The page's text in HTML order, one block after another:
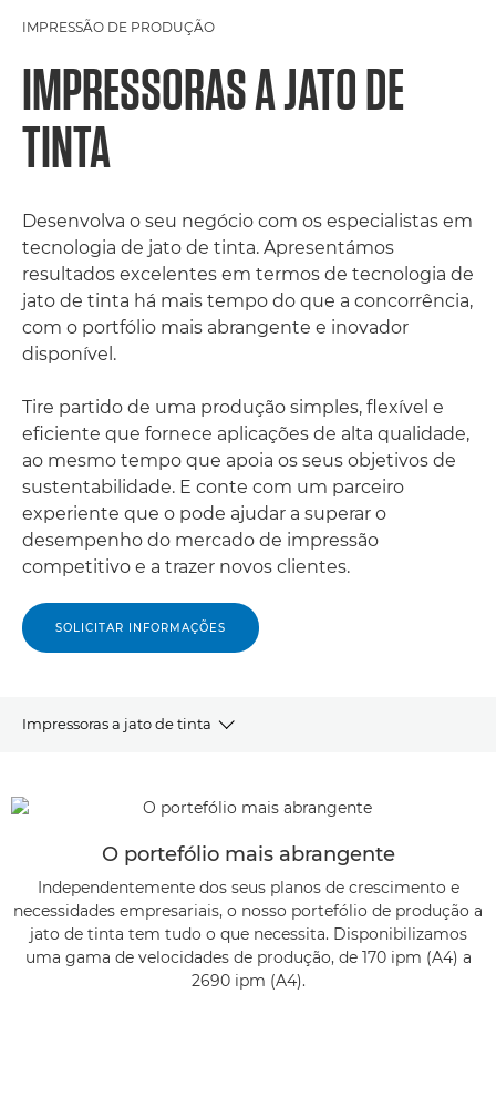
IMPRESSÃO DE PRODUÇÃO
IMPRESSORAS A JATO DE
TINTA
Desenvolva o seu negócio com os especialistas em
tecnologia de jato de tinta. Apresentámos
resultados excelentes em termos de tecnologia de
jato de tinta há mais tempo do que a concorrência,
com o portfólio mais abrangente e inovador
disponível.
Tire partido de uma produção simples, flexível e
eficiente que fornece aplicações de alta qualidade,
ao mesmo tempo que apoia os seus objetivos de
sustentabilidade. E conte com um parceiro
experiente que o pode ajudar a superar o
desempenho do mercado de impressão
competitivo e a trazer novos clientes.
SOLICITAR INFORMAÇÕES
Impressoras a jato de tinta
IMPRESSORAS COM ALIMENTAÇÃO CONTÍNUA
ARTIGOS E ESTUDOS DE CASO
O portefólio mais abrangente
Independentemente dos seus planos de crescimento e
necessidades empresariais, o nosso portefólio de produção a
jato de tinta tem tudo o que necessita. Disponibilizamos
uma gama de velocidades de produção, de 170 ipm (A4) a
2690 ipm (A4).